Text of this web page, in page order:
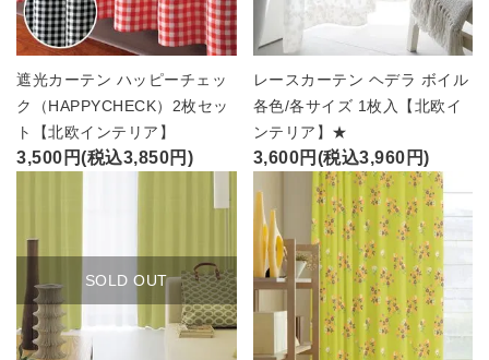
遮光カーテン ハッピーチェッ
ク（HAPPYCHECK）2枚セッ
ト【北欧インテリア】
3,500円(税込3,850円)
レースカーテン ヘデラ ボイル
各色/各サイズ 1枚入【北欧イ
ンテリア】★
3,600円(税込3,960円)
SOLD OUT